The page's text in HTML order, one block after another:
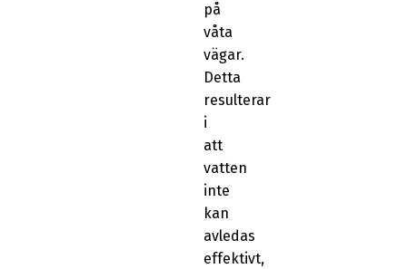
på
våta
vägar.
Detta
resulterar
i
att
vatten
inte
kan
avledas
effektivt,